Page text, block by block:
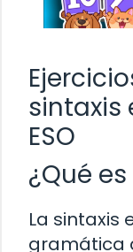
sintaxis
ESO
¿Qué
La sintaxis
gramática